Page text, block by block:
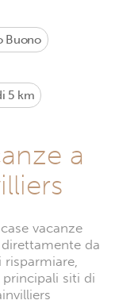
Buono
5 km
a
vacanze
da
siti di